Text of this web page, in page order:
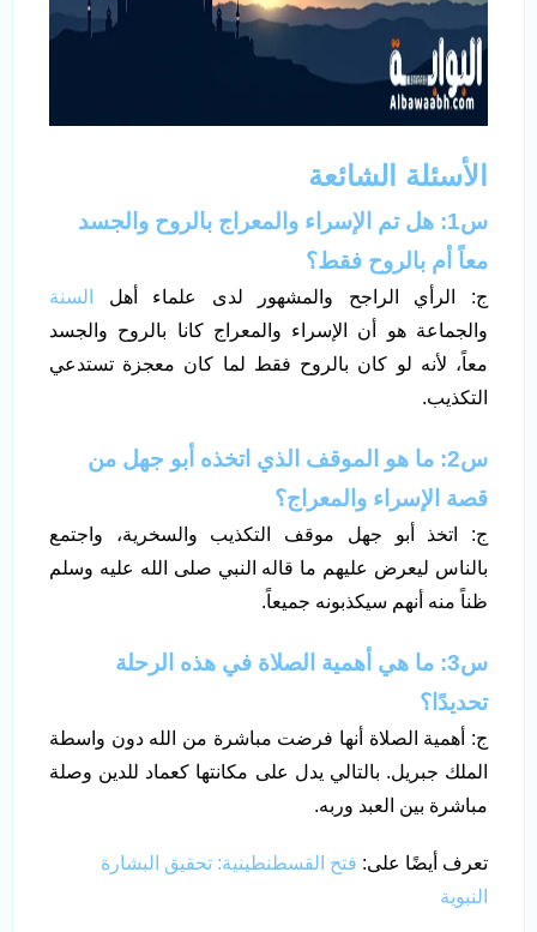
الأسئلة الشائعة
س1: هل تم الإسراء والمعراج بالروح والجسد
معاً أم بالروح فقط؟
ج: الرأي الراجح والمشهور لدى علماء أهل
السنة
والجماعة هو أن الإسراء والمعراج كانا بالروح والجسد
معاً، لأنه لو كان بالروح فقط لما كان معجزة تستدعي
التكذيب.
س2: ما هو الموقف الذي اتخذه أبو جهل من
قصة الإسراء والمعراج؟
ج: اتخذ أبو جهل موقف التكذيب والسخرية، واجتمع
بالناس ليعرض عليهم ما قاله النبي صلى الله عليه وسلم
ظناً منه أنهم سيكذبونه جميعاً.
س3: ما هي أهمية الصلاة في هذه الرحلة
تحديدًا؟
ج: أهمية الصلاة أنها فرضت مباشرة من الله دون واسطة
الملك جبريل. بالتالي يدل على مكانتها كعماد للدين وصلة
مباشرة بين العبد وربه.
تعرف أيضًا على: فتح القسطنطينية: تحقيق البشارة
النبوية